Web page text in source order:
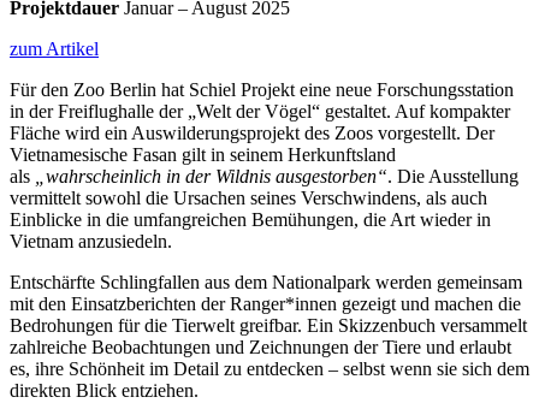
Projektdauer Januar – August 2025
zum Artikel
Für den Zoo Berlin hat Schiel Projekt eine neue Forschungsstation
in der Freiflughalle der „Welt der Vögel“ gestaltet. Auf kompakter
Fläche wird ein Auswilderungsprojekt des Zoos vorgestellt. Der
Vietnamesische Fasan gilt in seinem Herkunftsland
als
„wahrscheinlich in der Wildnis ausgestorben“. Die Ausstellung
vermittelt sowohl die Ursachen seines Verschwindens, als auch
Einblicke in die umfangreichen Bemühungen, die Art wieder in
Vietnam anzusiedeln.
Entschärfte Schlingfallen aus dem Nationalpark werden gemeinsam
mit den Einsatzberichten der Ranger*innen gezeigt und machen die
Bedrohungen für die Tierwelt greifbar. Ein Skizzenbuch versammelt
zahlreiche Beobachtungen und Zeichnungen der Tiere und erlaubt
es, ihre Schönheit im Detail zu entdecken – selbst wenn sie sich dem
direkten Blick entziehen.